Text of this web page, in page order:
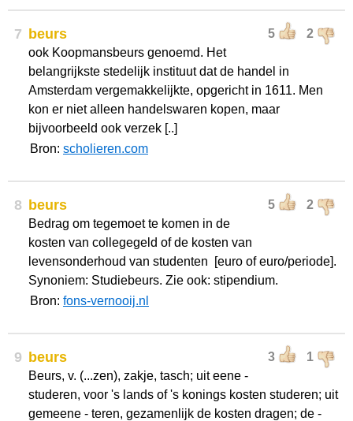
7 5 2
beurs
ook Koopmansbeurs genoemd. Het
belangrijkste stedelijk instituut dat de handel in
Amsterdam vergemakkelijkte, opgericht in 1611. Men
kon er niet alleen handelswaren kopen, maar
bijvoorbeeld ook verzek [..]
Bron: scholieren.com
8 5 2
beurs
Bedrag om tegemoet te komen in de
kosten van collegegeld of de kosten van
levensonderhoud van studenten [euro of euro/periode].
Synoniem: Studiebeurs. Zie ook: stipendium.
Bron: fons-vernooij.nl
9 3 1
beurs
Beurs, v. (...zen), zakje, tasch; uit eene -
studeren, voor 's lands of 's konings kosten studeren; uit
gemeene - teren, gezamenlijk de kosten dragen; de -